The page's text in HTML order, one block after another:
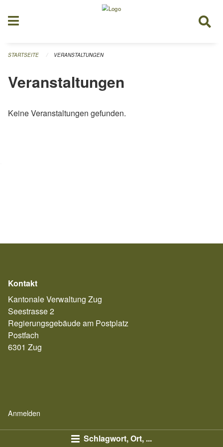
Schlagwort, Ort, ...
STARTSEITE VERANSTALTUNGEN
Veranstaltungen
Keine Veranstaltungen gefunden.
Kontakt
Kantonale Verwaltung Zug
Seestrasse 2
Regierungsgebäude am Postplatz
Postfach
6301 Zug
Anmelden